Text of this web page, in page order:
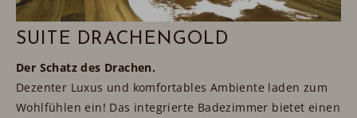
SUITE DRACHENGOLD
Der Schatz des Drachen.
Dezenter Luxus und komfortables Ambiente laden zum
Wohlfühlen ein! Das integrierte Badezimmer bietet einen